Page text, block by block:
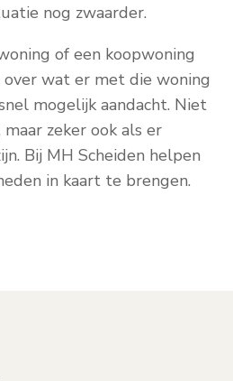
nog zwaarder.
of een koopwoning
wat er met die woning
mogelijk aandacht. Niet
zeker ook als er
Bij MH Scheiden helpen
in kaart te brengen.